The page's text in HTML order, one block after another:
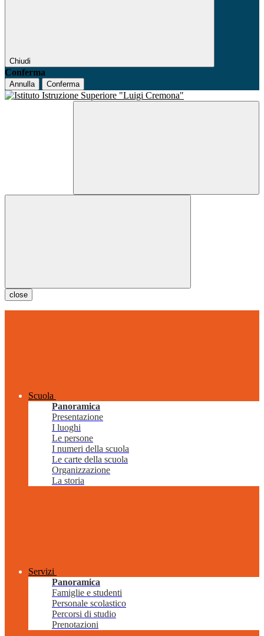
Chiudi
Conferma
Annulla Conferma
close
Scuola
Panoramica
Presentazione
I luoghi
Le persone
I numeri della scuola
Le carte della scuola
Organizzazione
La storia
Servizi
Panoramica
Famiglie e studenti
Personale scolastico
Percorsi di studio
Prenotazioni